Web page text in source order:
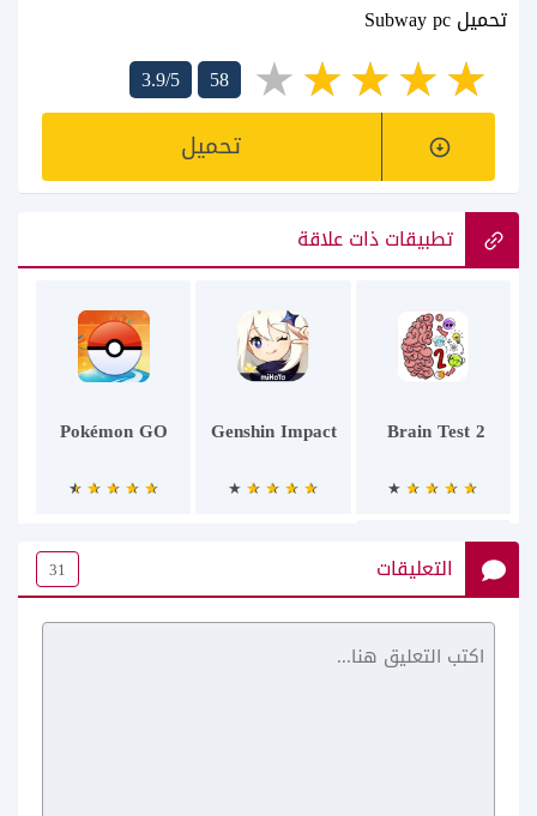
تحميل Subway pc
3.9/5
58
تحميل
تطبيقات ذات علاقة
2 Brain Test
Genshin Impact
Pokémon GO
صيد الضبان
التعليقات 31